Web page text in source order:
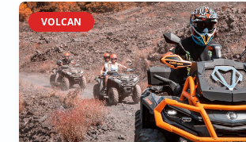
VOLCAN